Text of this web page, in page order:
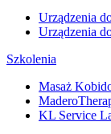
Urządzenia
Urządzenia
Szkolenia
Masaż
KL Service